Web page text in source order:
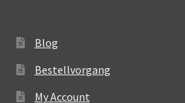
Blog
Bestellvorgang
My Account